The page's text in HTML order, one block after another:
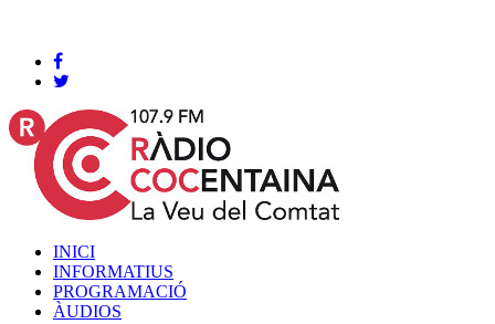
INICI
INFORMATIUS
PROGRAMACIÓ
ÀUDIOS